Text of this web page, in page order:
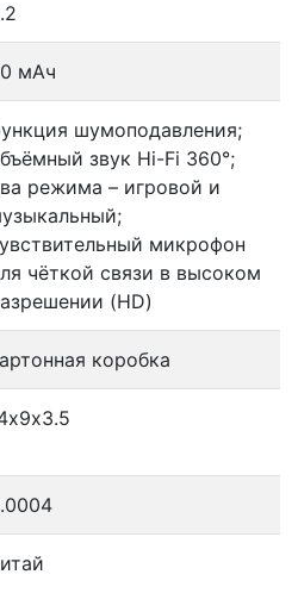
мАч
шумоподавления;
звук Hi-Fi 360°;
режима – игровой и
микрофон
чёткой связи в высоком
(HD)
коробка